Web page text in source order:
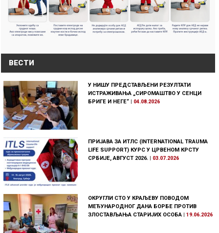
ВЕСТИ
У НИШУ ПРЕДСТАВЉЕНИ РЕЗУЛТАТИ
ИСТРАЖИВАЊА „СИРОМАШТВО У СЕНЦИ
БРИГЕ И НЕГЕ“ | 04.08.2026
ПРИЈАВА ЗА ИТЛС (INTERNATIONAL TRAUMA
LIFE SUPPORT) КУРС У ЦРВЕНОМ КРСТУ
СРБИЈЕ, АВГУСТ 2026. | 03.07.2026
ОКРУГЛИ СТО У КРАЉЕВУ ПОВОДОМ
МЕЂУНАРОДНОГ ДАНА БОРБЕ ПРОТИВ
ЗЛОСТАВЉАЊА СТАРИЈИХ ОСОБА |19.06.2026